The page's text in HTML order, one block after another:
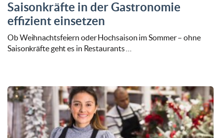
Saisonkräfte in der Gastronomie
effizient einsetzen
Ob Weihnachtsfeiern oder Hochsaison im Sommer – ohne
Saisonkräfte geht es in Restaurants …